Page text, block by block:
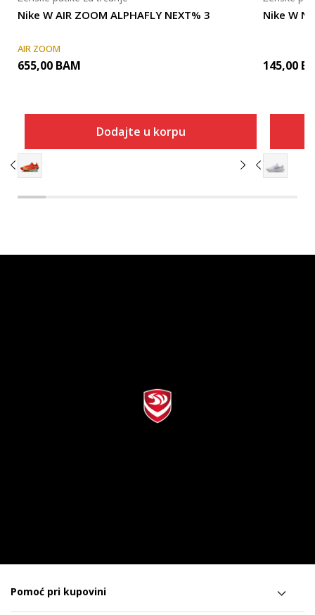
Nike W AIR ZOOM ALPHAFLY NEXT% 3
AIR ZOOM
655,00 BAM
Dodajte u korpu
Nike W
145,00
Pomoć pri kupovini